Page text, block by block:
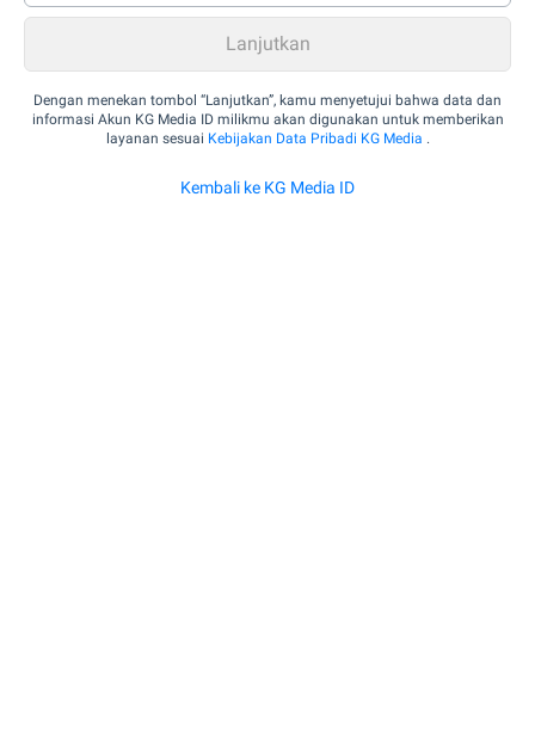
Dengan menekan tombol “Lanjutkan”, kamu menyetujui bahwa data dan
informasi Akun KG Media ID milikmu akan digunakan untuk memberikan
layanan sesuai Kebijakan Data Pribadi KG Media .
Kembali ke KG Media ID